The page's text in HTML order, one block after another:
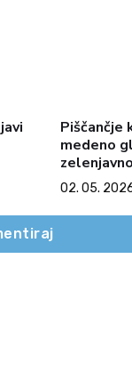
Piščančje
medeno
02. 05.